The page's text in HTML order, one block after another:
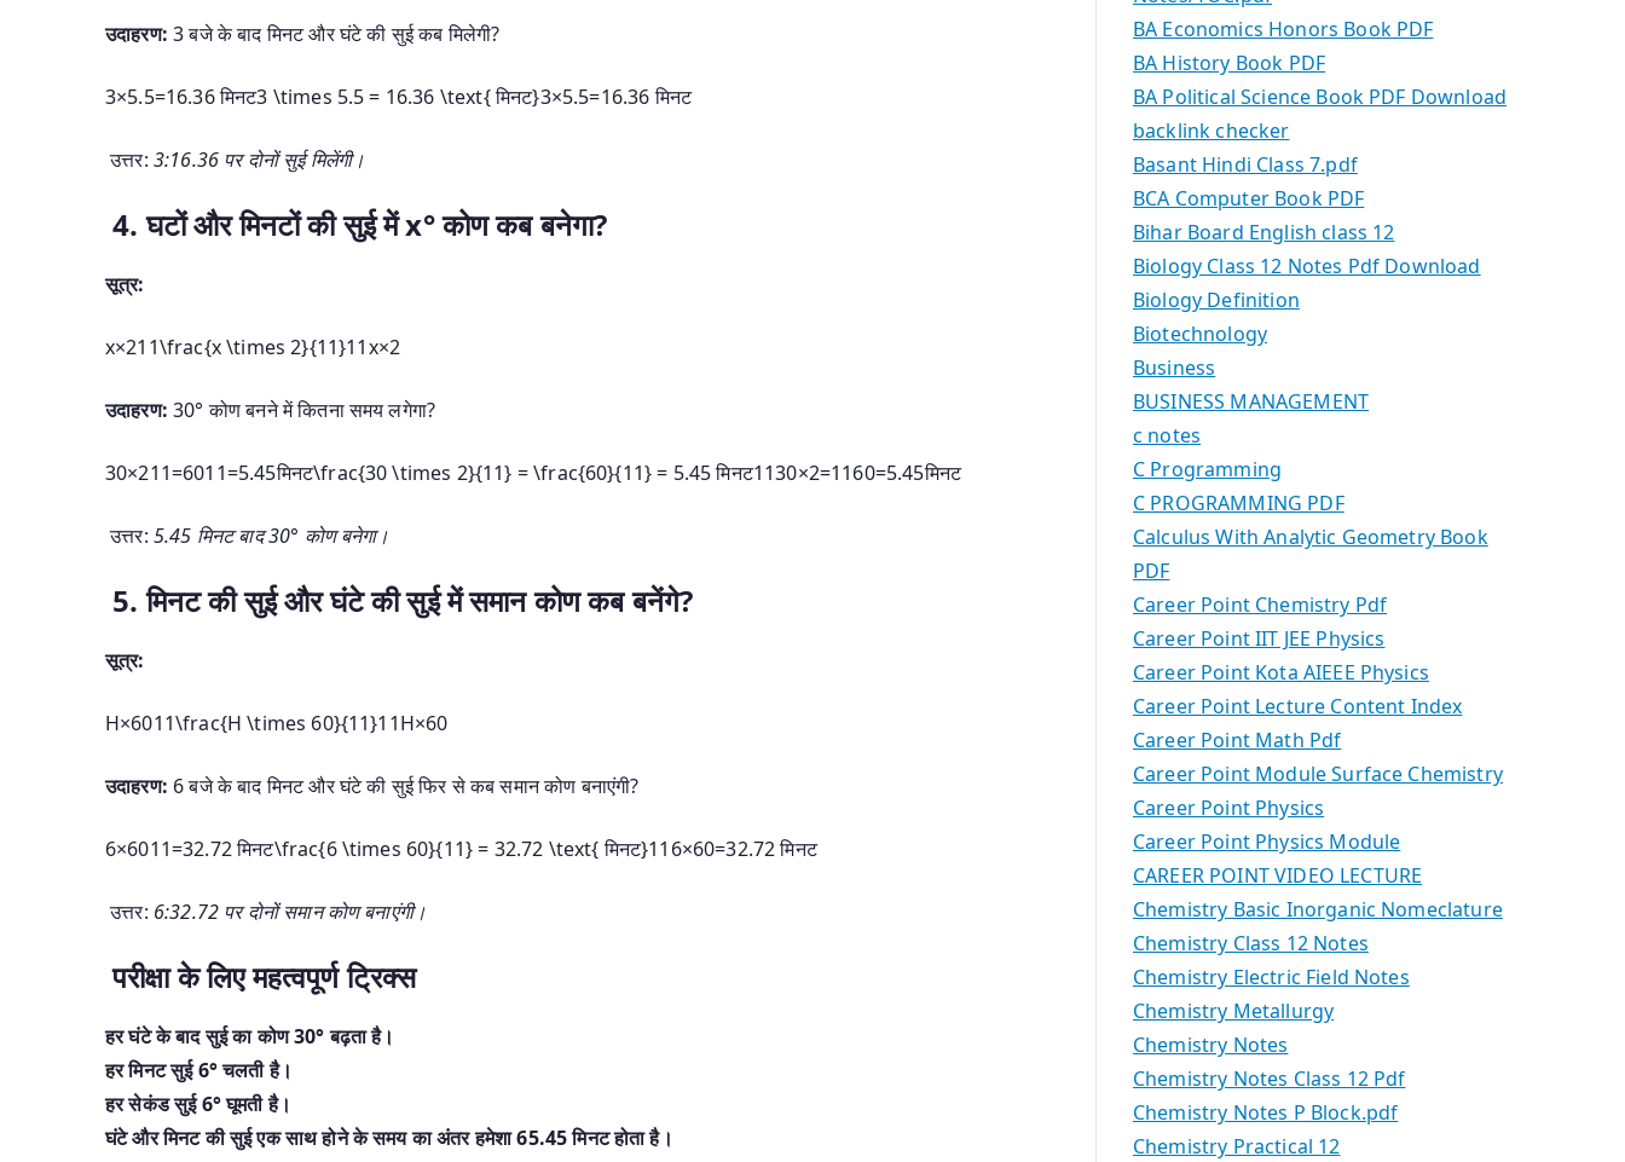
उदाहरण: 3 बजे के बाद मिनट और घंटे की सुई कब मिलेगी?
3×5.5=16.36 मिनट3 \times 5.5 = 16.36 \text{ मिनट}3×5.5=16.36 मिनट
उत्तर: 3:16.36 पर दोनों सुई मिलेंगी।
4. घटों और मिनटों की सुई में x° कोण कब बनेगा?
सूत्र:
x×211\frac{x \times 2}{11}11x×2
उदाहरण: 30° कोण बनने में कितना समय लगेगा?
30×211=6011=5.45मिनट\frac{30 \times 2}{11} = \frac{60}{11} = 5.45 मिनट1130×2=1160=5.45मिनट
उत्तर: 5.45 मिनट बाद 30° कोण बनेगा।
5. मिनट की सुई और घंटे की सुई में समान कोण कब बनेंगे?
सूत्र:
H×6011\frac{H \times 60}{11}11H×60
उदाहरण: 6 बजे के बाद मिनट और घंटे की सुई फिर से कब समान कोण बनाएंगी?
6×6011=32.72 मिनट\frac{6 \times 60}{11} = 32.72 \text{ मिनट}116×60=32.72 मिनट
उत्तर: 6:32.72 पर दोनों समान कोण बनाएंगी।
परीक्षा के लिए महत्वपूर्ण ट्रिक्स
हर घंटे के बाद सुई का कोण 30° बढ़ता है।
हर मिनट सुई 6° चलती है।
हर सेकंड सुई 6° घूमती है।
घंटे और मिनट की सुई एक साथ होने के समय का अंतर हमेशा 65.45 मिनट होता है।
BA Economics Honors Book PDF
BA History Book PDF
BA Political Science Book PDF Download
backlink checker
Basant Hindi Class 7.pdf
BCA Computer Book PDF
Bihar Board English class 12
Biology Class 12 Notes Pdf Download
Biology Definition
Biotechnology
Business
BUSINESS MANAGEMENT
c notes
C Programming
C PROGRAMMING PDF
Calculus With Analytic Geometry Book
PDF
Career Point Chemistry Pdf
Career Point IIT JEE Physics
Career Point Kota AIEEE Physics
Career Point Lecture Content Index
Career Point Math Pdf
Career Point Module Surface Chemistry
Career Point Physics
Career Point Physics Module
CAREER POINT VIDEO LECTURE
Chemistry Basic Inorganic Nomeclature
Chemistry Class 12 Notes
Chemistry Electric Field Notes
Chemistry Metallurgy
Chemistry Notes
Chemistry Notes Class 12 Pdf
Chemistry Notes P Block.pdf
Chemistry Practical 12